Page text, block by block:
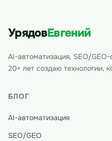
УрядовЕвгений
AI-автоматизация, SEO/
20+ лет создаю технологии,
БЛОГ
AI-автоматизация
SEO/GEO